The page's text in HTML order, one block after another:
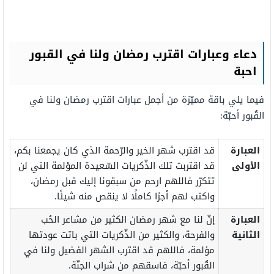
دعاء وعبارات اقترب رمضان ولنا في القبور
احبة
فيما يلي باقة مميّزة من أجمل عبارات اقترب رمضان ولنا في
القُبور أحبّة:
العبارة
الأولى
قد اقترب شهر الخير والرّحمة الذي كان يجمعنا بكم،
قد اقتربت تلك الذّكريات السّعيدة المؤلمة التي لن
تتكرّر فاللهم ارحم من سبقونا إليك قبل رمضان،
واكتب لهم أجرًا كاملًا لا ينقص منه شيئًا.
العبارة
الثانية
إنّ لنا مع شهر رمضان الكثير من مشاعر الحُب
والفرحة، والكثير من الذّكريات التي باتت عودتها
مؤلمة، فاللهم قد اقترب الشهر الفضيل ولنا في
القُبور أحبّة، فاسقهم من شراب الجنّة.